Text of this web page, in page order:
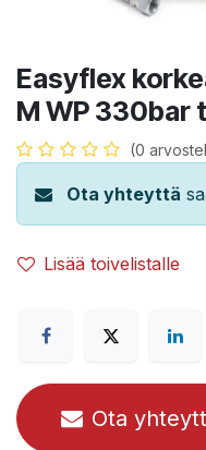
Easyflex
M WP 330bar
(0
Ota yhteyttä
Lisää toivelistalle
Ota